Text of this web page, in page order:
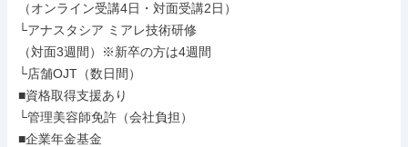
（オンライン受講4日・対面受講2日）
└アナスタシア ミアレ技術研修
（対面3週間）※新卒の方は4週間
└店舗OJT（数日間）
■資格取得支援あり
└管理美容師免許（会社負担）
■企業年金基金